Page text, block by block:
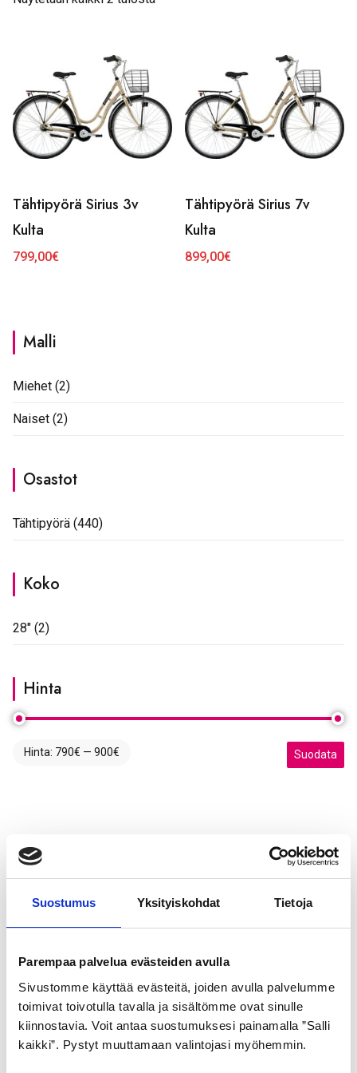
Suostumus Yksityiskohdat Tietoja
Parempaa palvelua evästeiden avulla
Sivustomme käyttää evästeitä, joiden avulla palvelumme
toimivat toivotulla tavalla ja sisältömme ovat sinulle
kiinnostavia. Voit antaa suostumuksesi painamalla ”Salli
kaikki”. Pystyt muuttamaan valintojasi myöhemmin.
Tähtipyörä Sirius 3v
Kulta
799,00€
Tähtipyörä Sirius 7v
Kulta
899,00€
Malli
Miehet (2)
Naiset (2)
Osastot
Tähtipyörä (440)
Koko
28" (2)
Hinta
Minimihinta
Suodata
Hinta: 790€ — 900€